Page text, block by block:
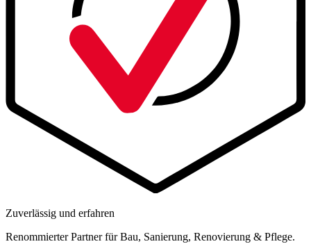
Zuverlässig und erfahren
Renommierter Partner für Bau, Sanierung, Renovierung & Pflege.